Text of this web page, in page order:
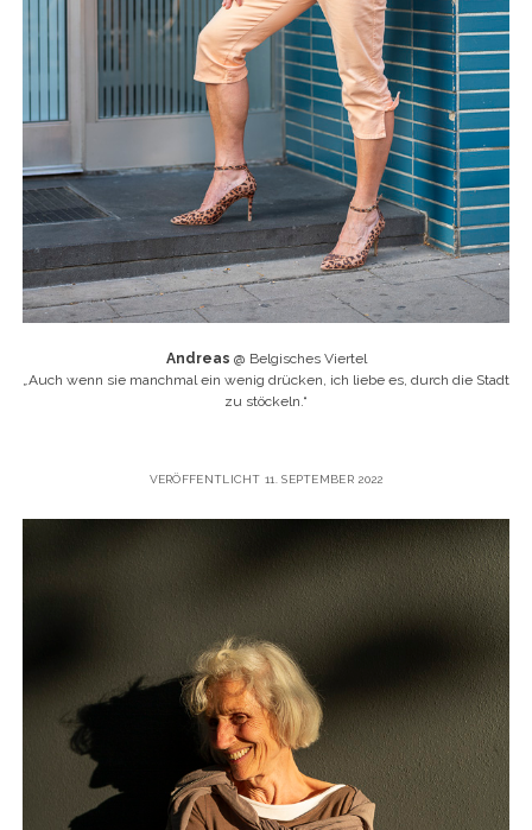
Andreas @ Belgisches Viertel
Auch wenn sie manchmal ein wenig drücken, ich liebe es, durch die Stadt
zu stöckeln.“
VERÖFFENTLICHT 11. SEPTEMBER 2022